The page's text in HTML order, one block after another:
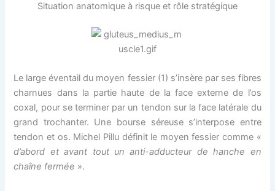
Situation anatomique à risque et rôle stratégique
Le large éventail du moyen fessier (1) s’insère par ses fibres
charnues dans la partie haute de la face externe de l’os
coxal, pour se terminer par un tendon sur la face latérale du
grand trochanter. Une bourse séreuse s’interpose entre
tendon et os. Michel Pillu définit le moyen fessier comme «
d’abord et avant tout un anti-adducteur de hanche en
chaîne fermée ».